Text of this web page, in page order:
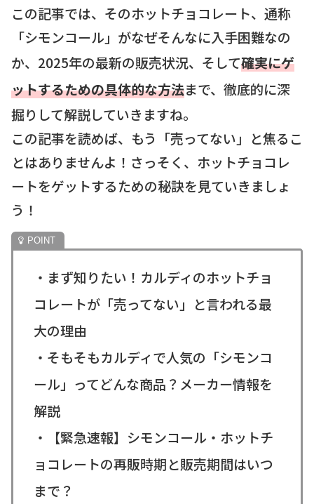
この記事では、そのホットチョコレート、通称
「シモンコール」がなぜそんなに入手困難なの
か、2025年の最新の販売状況、そして確実にゲ
ットするための具体的な方法まで、徹底的に深
掘りして解説していきますね。
この記事を読めば、もう「売ってない」と焦るこ
とはありませんよ！さっそく、ホットチョコレ
ートをゲットするための秘訣を見ていきましょ
う！
・まず知りたい！カルディのホットチョ
コレートが「売ってない」と言われる最
大の理由
・そもそもカルディで人気の「シモンコ
ール」ってどんな商品？メーカー情報を
解説
・【緊急速報】シモンコール・ホットチ
ョコレートの再販時期と販売期間はいつ
まで？